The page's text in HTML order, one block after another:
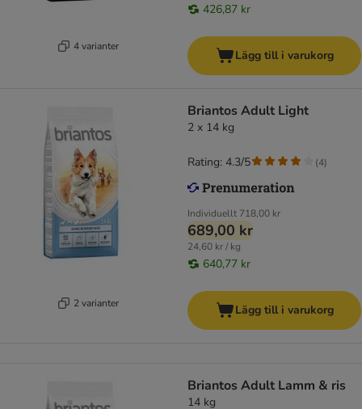
4 varianter
426,87 kr
Lägg till i varukorg
2 varianter
Briantos Adult Light
2 x 14 kg
Individuellt 718,00 kr
689,00 kr
24,60 kr / kg
640,77 kr
Rating: 4.3/5 (4)
Lägg till i varukorg
Briantos Adult Lamm & ris
14 kg